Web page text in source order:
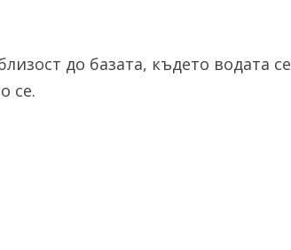
до базата, където водата се
се.